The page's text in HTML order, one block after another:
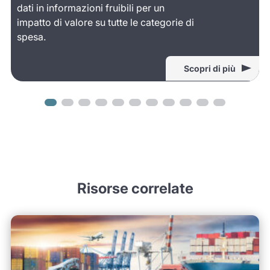
dati in informazioni fruibili per un
impatto di valore su tutte le categorie di
spesa.
Scopri di più
Risorse correlate